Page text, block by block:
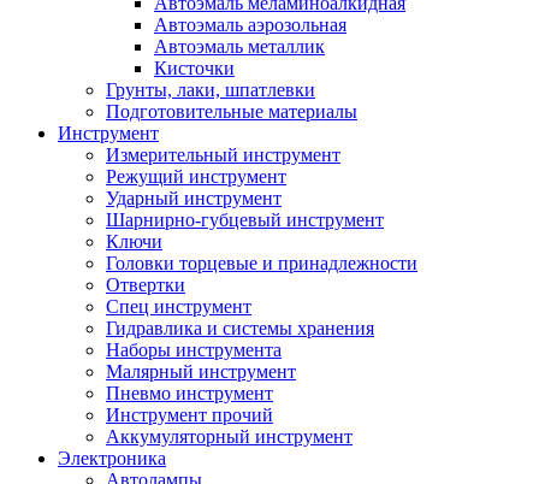
Автоэмаль аэрозольная
Автоэмаль металлик
Кисточки
Грунты, лаки, шпатлевки
Подготовительные материалы
Инструмент
Измерительный инструмент
Режущий инструмент
Ударный инструмент
Шарнирно-губцевый инструмент
Ключи
Головки торцевые и принадлежности
Отвертки
Спец инструмент
Гидравлика и системы хранения
Наборы инструмента
Малярный инструмент
Пневмо инструмент
Инструмент прочий
Аккумуляторный инструмент
Электроника
Автолампы